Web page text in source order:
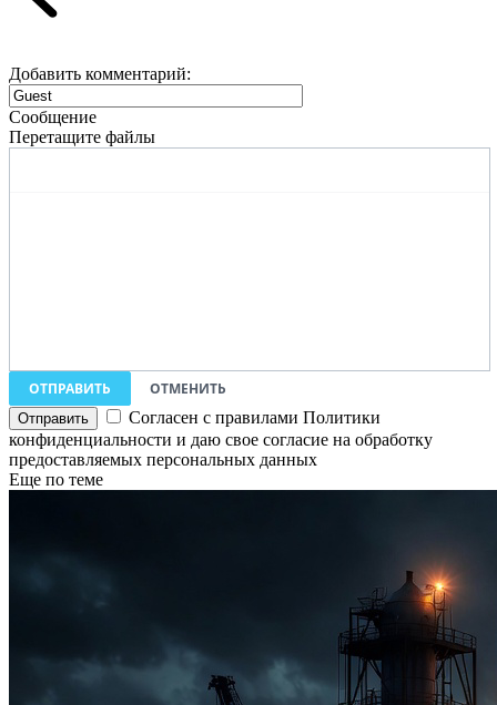
Добавить комментарий:
Сообщение
Перетащите файлы
ОТПРАВИТЬ
ОТМЕНИТЬ
Согласен с правилами Политики
конфиденциальности и даю свое согласие на обработку
предоставляемых персональных данных
Еще по теме